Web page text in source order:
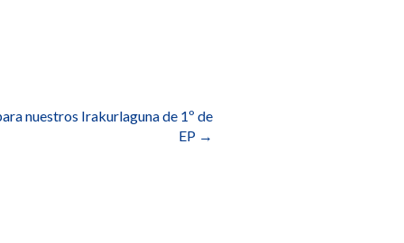
nuestros Irakurlaguna de 1º de
EP →